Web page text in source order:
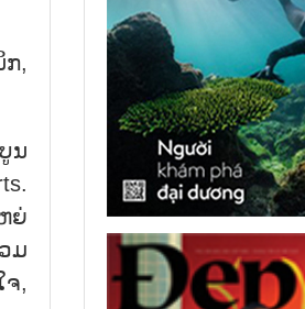
,
ນ
ຍ່​
ມ​
,